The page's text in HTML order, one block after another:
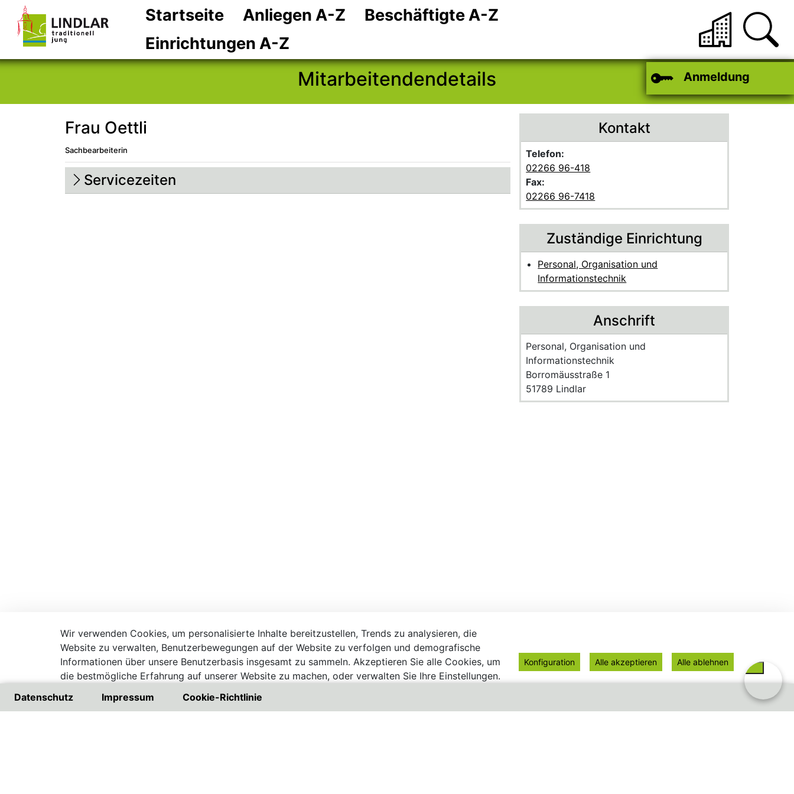
Zum Header
Zum Hauptinhalt
Zum Footer
Startseite Anliegen A-Z
Beschäftigte A-Z
Einrichtungen A-Z
Anmeldung
Mitarbeitendendetails
Frau Oettli
Sachbearbeiterin
Beschreibung
Beschreibung Intern
Servicezeiten
Kontakt
Telefon:
02266 96-418
Fax:
02266 96-7418
Zuständige Einrichtung
Personal, Organisation und
Informationstechnik
Anschrift
Name der Einrichtung:
Personal, Organisation und
Informationstechnik
Strasse und Hausnummer
Borromäusstraße 1
PLZ und Ort
51789 Lindlar
Datenschutz Impressum Cookie-Richtlinie
Wir verwenden Cookies, um personalisierte Inhalte bereitzustellen, Trends zu analysieren, die
Website zu verwalten, Benutzerbewegungen auf der Website zu verfolgen und demografische
Informationen über unsere Benutzerbasis insgesamt zu sammeln. Akzeptieren Sie alle Cookies, um
die bestmögliche Erfahrung auf unserer Website zu machen, oder verwalten Sie Ihre Einstellungen.
Besuchen Sie unsere Datenschutzrichtlinie
Konfiguration Alle akzeptieren Alle ablehnen